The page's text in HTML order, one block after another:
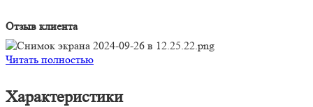
Отзыв клиента
Читать полностью
Характеристики